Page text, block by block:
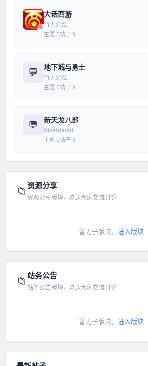
大话西游
暂无介绍
主题 0帖子 0
💬 地下城与勇士
暂无介绍
主题 0帖子 0
💬 新天龙八部
fdsafdasfd
主题 0帖子 0
📁 资源分享
资源分享版块，欢迎大家交流讨论
暂无子版块， 进入版块
📁 站务公告
站务公告版块，欢迎大家交流讨论
暂无子版块， 进入版块